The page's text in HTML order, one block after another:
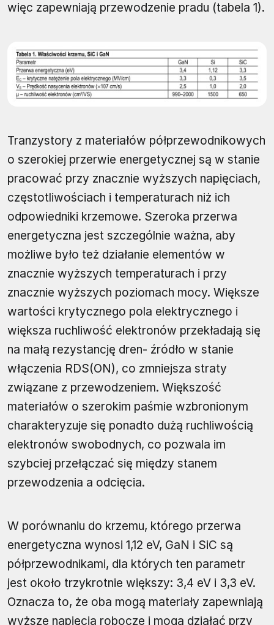
więc zapewniają przewodzenie pradu (tabela 1).
Tranzystory z materiałów półprzewodnikowych
o szerokiej przerwie energetycznej są w stanie
pracować przy znacznie wyższych napięciach,
częstotliwościach i temperaturach niż ich
odpowiedniki krzemowe. Szeroka przerwa
energetyczna jest szczególnie ważna, aby
możliwe było też działanie elementów w
znacznie wyższych temperaturach i przy
znacznie wyższych poziomach mocy. Większe
wartości krytycznego pola elektrycznego i
większa ruchliwość elektronów przekładają się
na małą rezystancję dren- źródło w stanie
włączenia RDS(ON), co zmniejsza straty
związane z przewodzeniem. Większość
materiałów o szerokim paśmie wzbronionym
charakteryzuje się ponadto dużą ruchliwością
elektronów swobodnych, co pozwala im
szybciej przełączać się między stanem
przewodzenia a odcięcia.
W porównaniu do krzemu, którego przerwa
energetyczna wynosi 1,12 eV, GaN i SiC są
półprzewodnikami, dla których ten parametr
jest około trzykrotnie większy: 3,4 eV i 3,3 eV.
Oznacza to, że oba mogą materiały zapewniają
wyższe napięcia robocze i mogą działać przy